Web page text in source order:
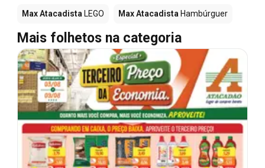
Max Atacadista LEGO Max Atacadista Hambúrguer
Mais folhetos na categoria